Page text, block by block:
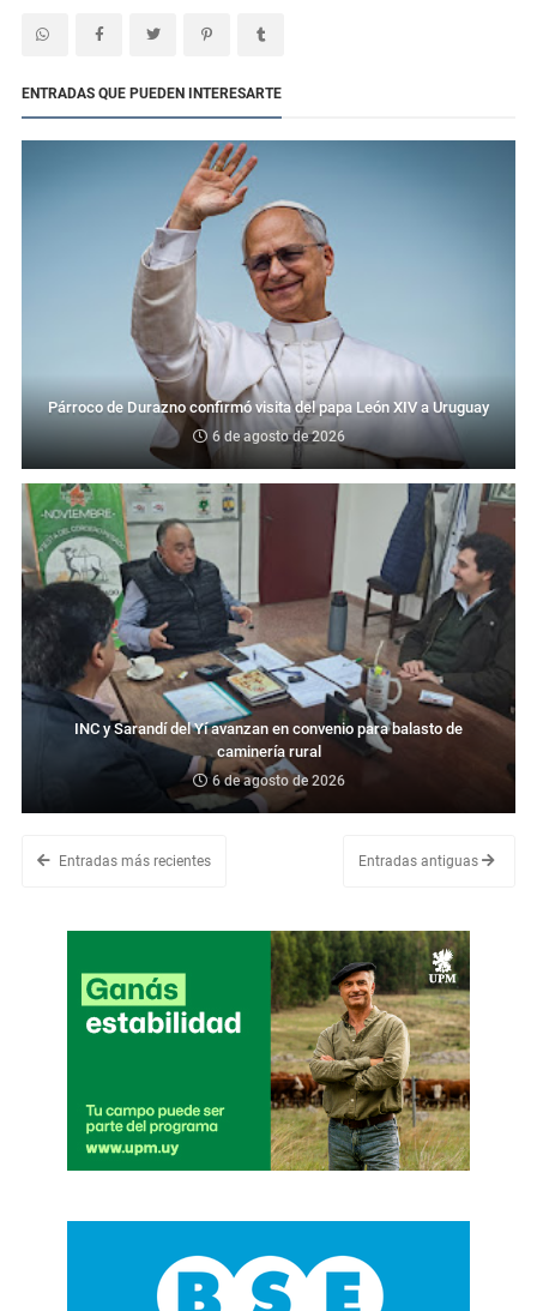
ENTRADAS QUE PUEDEN INTERESARTE
Párroco de Durazno confirmó visita del papa León XIV a Uruguay
6 de agosto de 2026
INC y Sarandí del Yí avanzan en convenio para balasto de
caminería rural
6 de agosto de 2026
Entradas más recientes Entradas antiguas